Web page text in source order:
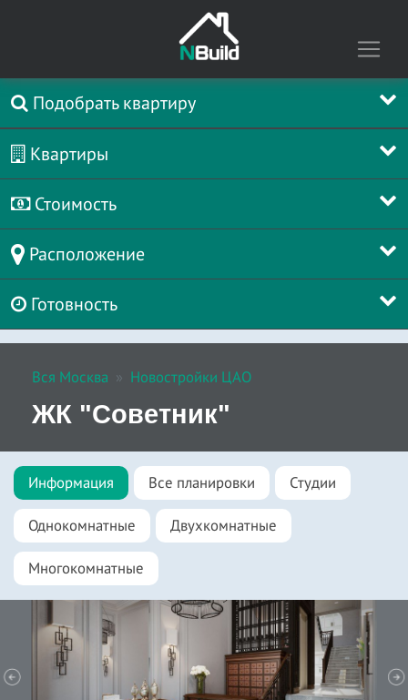
Подобрать квартиру
Квартиры
Стоимость
Расположение
Готовность
Вся Москва Новостройки ЦАО
ЖК "Советник"
Информация Все планировки Студии
Однокомнатные Двухкомнатные
Многокомнатные